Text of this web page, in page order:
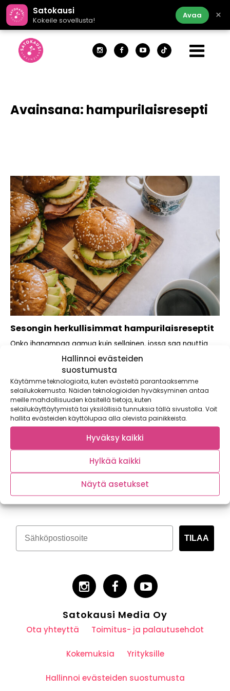
Hallinnoi evästeiden
suostumusta
Käytämme teknologioita, kuten evästeitä parantaaksemme
selailukokemusta. Näiden teknologioiden hyväksyminen antaa
meille mahdollisuuden käsitellä tietoja, kuten
selailukäyttäytymistä tai yksilöllisiä tunnuksia tällä sivustolla. Voit
hallita evästeiden käyttölupaa alla olevista painikkeista.
Hyväksy kaikki
Hylkää kaikki
Näytä asetukset
Satokausi
Kokeile sovellusta!
Avaa ×
Avainsana: hampurilaisresepti
Sesongin herkullisimmat hampurilaisreseptit
Onko ihanampaa aamua kuin sellainen, jossa saa nauttia
heti aamupalaksi burgeria? Valmistimme ihanan
Tilaa kasvispitoinen uutiskirje
TILAA
Satokausi Media Oy
Ota yhteyttä Toimitus- ja palautusehdot
Kokemuksia Yrityksille
Hallinnoi evästeiden suostumusta